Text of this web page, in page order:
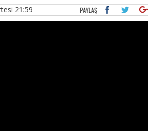
21:59 PAYLAŞ